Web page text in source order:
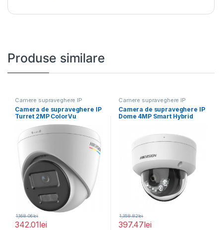
Produse similare
Camere supraveghere IP
Camera de supraveghere IP
Turret 2MP ColorVu
Hikvision DS-2CD1327G2H-
LIU(2.8MM),
342.01lei
1,168.06lei
Camere supraveghere IP
Camera de supraveghere IP
Dome 4MP Smart Hybrid
397.47lei
1,358.82lei